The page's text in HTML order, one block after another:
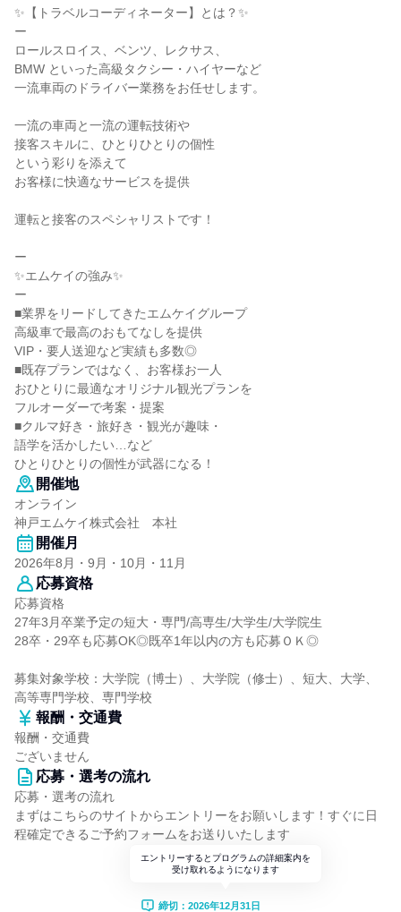
✨【トラベルコーディネーター】とは？✨
ー
ロールスロイス、ベンツ、レクサス、
BMW といった高級タクシー・ハイヤーなど
一流車両のドライバー業務をお任せします。
一流の車両と一流の運転技術や
接客スキルに、ひとりひとりの個性
という彩りを添えて
お客様に快適なサービスを提供
運転と接客のスペシャリストです！
ー
✨エムケイの強み✨
ー
■業界をリードしてきたエムケイグループ
高級車で最高のおもてなしを提供
VIP・要人送迎など実績も多数◎
■既存プランではなく、お客様お一人
おひとりに最適なオリジナル観光プランを
フルオーダーで考案・提案
■クルマ好き・旅好き・観光が趣味・
語学を活かしたい…など
ひとりひとりの個性が武器になる！
開催地
オンライン
神戸エムケイ株式会社 本社
開催月
2026年8月・9月・10月・11月
応募資格
応募資格
27年3月卒業予定の短大・専門/高専生/大学生/大学院生
28卒・29卒も応募OK◎既卒1年以内の方も応募ＯＫ◎
募集対象学校：大学院（博士）、大学院（修士）、短大、大学、
高等専門学校、専門学校
報酬・交通費
報酬・交通費
ございません
応募・選考の流れ
応募・選考の流れ
まずはこちらのサイトからエントリーをお願いします！すぐに日
程確定できるご予約フォームをお送りいたします
エントリーするとプログラムの詳細案内を
受け取れるようになります
締切：2026年12月31日